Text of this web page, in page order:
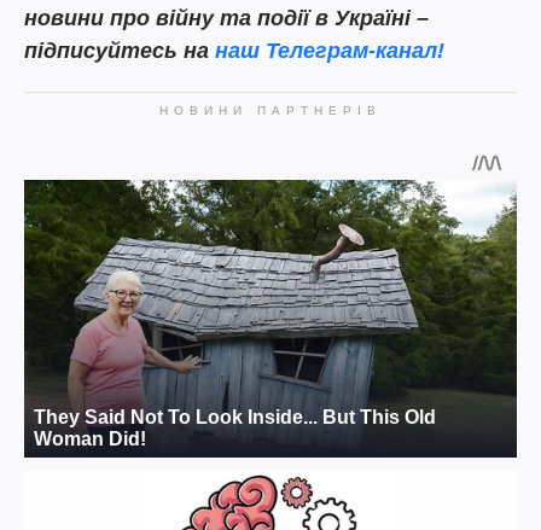
новини про війну та події в Україні –
підписуйтесь на наш Телеграм-канал!